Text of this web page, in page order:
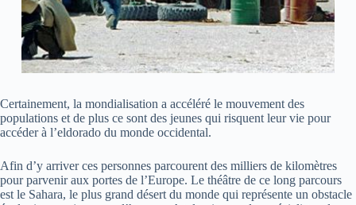
Certainement, la mondialisation a accéléré le mouvement des
populations et de plus ce sont des jeunes qui risquent leur vie pour
accéder à l’eldorado du monde occidental.
Afin d’y arriver ces personnes parcourent des milliers de kilomètres
pour parvenir aux portes de l’Europe. Le théâtre de ce long parcours
est le Sahara, le plus grand désert du monde qui représente un obstacle